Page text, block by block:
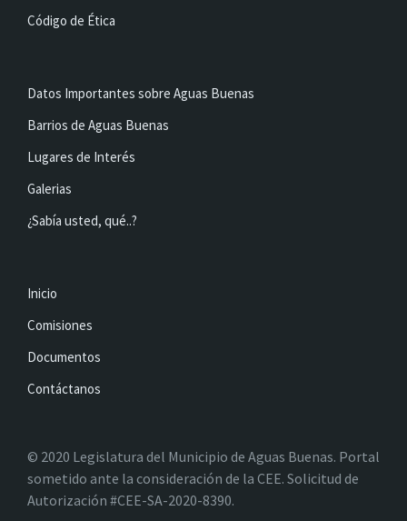
Código de Ética
Datos Importantes sobre Aguas Buenas
Barrios de Aguas Buenas
Lugares de Interés
Galerias
¿Sabía usted, qué..?
Inicio
Comisiones
Documentos
Contáctanos
© 2020 Legislatura del Municipio de Aguas Buenas. Portal
sometido ante la consideración de la CEE. Solicitud de
Autorización #CEE-SA-2020-8390.